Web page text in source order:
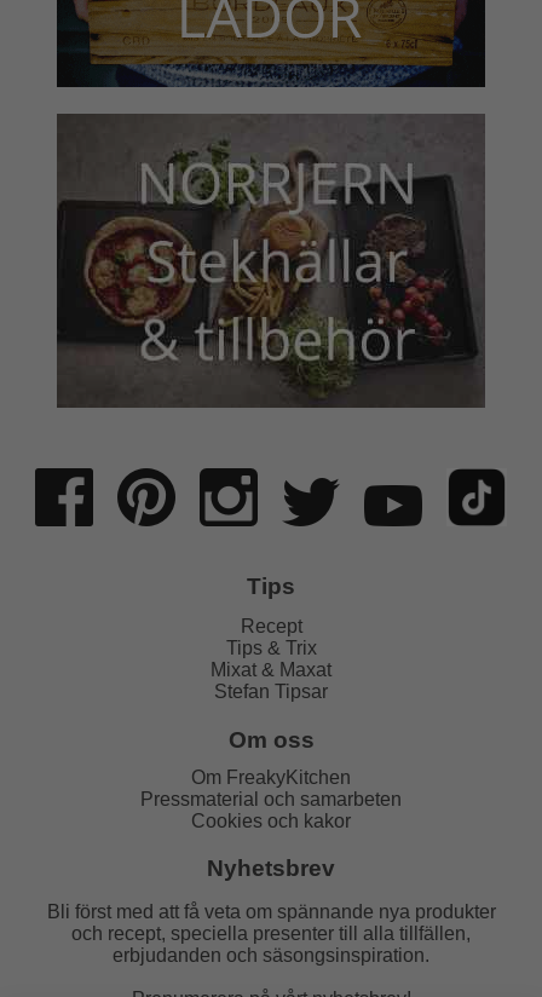
Tips
Recept
Tips & Trix
Mixat & Maxat
Stefan Tipsar
Om oss
Om FreakyKitchen
Pressmaterial och samarbeten
Cookies och kakor
Nyhetsbrev
Bli först med att få veta om spännande nya produkter
och recept, speciella presenter till alla tillfällen,
erbjudanden och säsongsinspiration.